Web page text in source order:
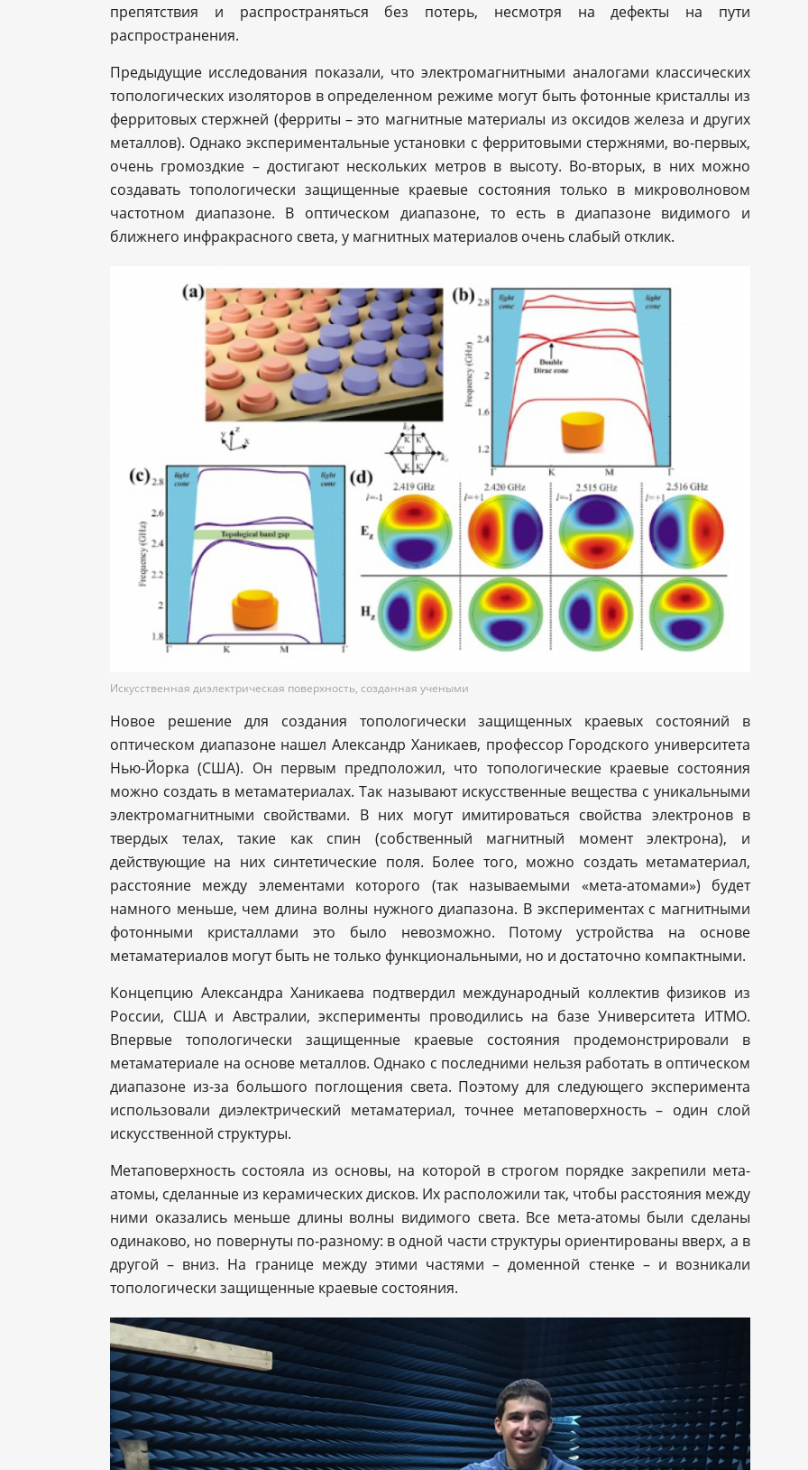
препятствия и распространяться без потерь, несмотря на дефекты на пути
распространения.
Предыдущие исследования показали, что электромагнитными аналогами классических
топологических изоляторов в определенном режиме могут быть фотонные кристаллы из
ферритовых стержней (ферриты – это магнитные материалы из оксидов железа и других
металлов). Однако экспериментальные установки с ферритовыми стержнями, во-первых,
очень громоздкие – достигают нескольких метров в высоту. Во-вторых, в них можно
создавать топологически защищенные краевые состояния только в микроволновом
частотном диапазоне. В оптическом диапазоне, то есть в диапазоне видимого и
ближнего инфракрасного света, у магнитных материалов очень слабый отклик.
Искусственная диэлектрическая поверхность, созданная учеными
Новое решение для создания топологически защищенных краевых состояний в
оптическом диапазоне нашел Александр Ханикаев, профессор Городского университета
Нью-Йорка (США). Он первым предположил, что топологические краевые состояния
можно создать в метаматериалах. Так называют искусственные вещества с уникальными
электромагнитными свойствами. В них могут имитироваться свойства электронов в
твердых телах, такие как спин (собственный магнитный момент электрона), и
действующие на них синтетические поля. Более того, можно создать метаматериал,
расстояние между элементами которого (так называемыми «мета-атомами») будет
намного меньше, чем длина волны нужного диапазона. В экспериментах с магнитными
фотонными кристаллами это было невозможно. Потому устройства на основе
метаматериалов могут быть не только функциональными, но и достаточно компактными.
Концепцию Александра Ханикаева подтвердил международный коллектив физиков из
России, США и Австралии, эксперименты проводились на базе Университета ИТМО.
Впервые топологически защищенные краевые состояния продемонстрировали в
метаматериале на основе металлов. Однако с последними нельзя работать в оптическом
диапазоне из-за большого поглощения света. Поэтому для следующего эксперимента
использовали диэлектрический метаматериал, точнее метаповерхность – один слой
искусственной структуры.
Метаповерхность состояла из основы, на которой в строгом порядке закрепили мета-
атомы, сделанные из керамических дисков. Их расположили так, чтобы расстояния между
ними оказались меньше длины волны видимого света. Все мета-атомы были сделаны
одинаково, но повернуты по-разному: в одной части структуры ориентированы вверх, а в
другой – вниз. На границе между этими частями – доменной стенке – и возникали
топологически защищенные краевые состояния.